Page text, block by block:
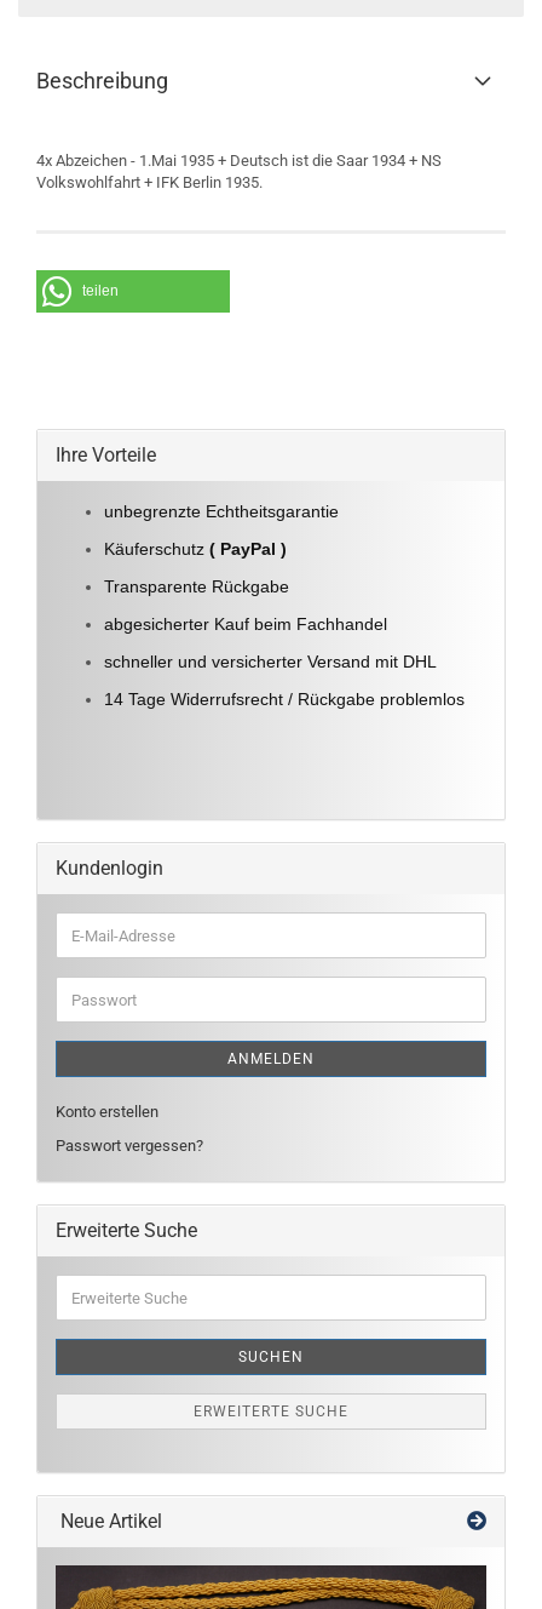
Beschreibung
4x Abzeichen - 1.Mai 1935 + Deutsch ist die Saar 1934 + NS
Volkswohlfahrt + IFK Berlin 1935.
teilen
Ihre Vorteile
unbegrenzte Echtheitsgarantie
Käuferschutz ( PayPal )
Transparente Rückgabe
abgesicherter Kauf beim Fachhandel
schneller und versicherter Versand mit DHL
14 Tage Widerrufsrecht / Rückgabe problemlos
Kundenlogin
E-
Mail-
Adresse
Passwort
ANMELDEN
Konto erstellen
Passwort vergessen?
Erweiterte Suche
Suche
SUCHEN
ERWEITERTE SUCHE
Neue Artikel